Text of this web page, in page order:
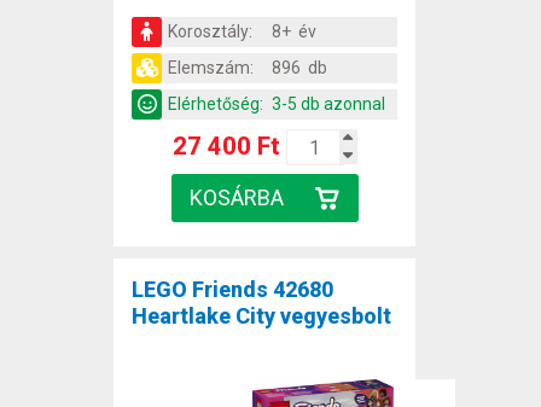
Korosztály:
8+ év
Elemszám:
896 db
Elérhetőség: 3-5 db azonnal
27 400 Ft
LEGO Friends 42680
Heartlake City vegyesbolt